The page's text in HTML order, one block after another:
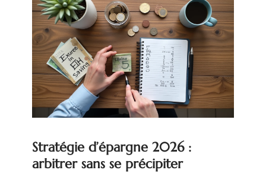
Stratégie d’épargne 2026 :
arbitrer sans se précipiter